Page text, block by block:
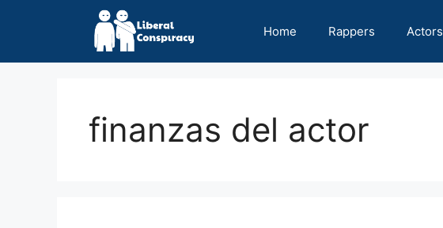
Home Rappers Actors
finanzas del actor